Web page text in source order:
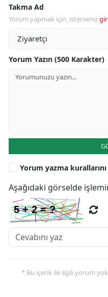
Takma Ad
Yorum yapmak için, isterseniz
Yorum Yazın (500 Karakter)
Yorum yazma kurallarını
Aşağıdaki görselde
* Bu içerik ile ilgili yorum